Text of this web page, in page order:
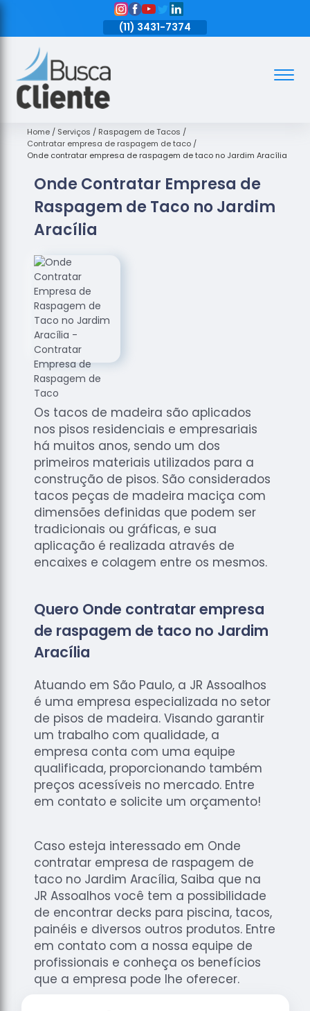
(11) 3431-7374
Assoalhos
de Madeira
Decks de
Empresas
de
Assoalhos
de Madeira
Loja de
Assoalhos
Raspagem
de
Assoalhos
Raspagem
de Tacos
Raspagem
de Tacos
de
Madeiras
Raspagens
de Pisos
Tacos de
Madeiras
Home Serviços
Raspagem de Tacos
Contratar empresa de raspagem de taco
Onde contratar empresa de raspagem de taco no Jardim Aracília
Onde Contratar Empresa de
Raspagem de Taco no Jardim
Aracília
Os tacos de madeira são aplicados
nos pisos residenciais e empresariais
há muitos anos, sendo um dos
primeiros materiais utilizados para a
construção de pisos. São considerados
tacos peças de madeira maciça com
dimensões definidas que podem ser
tradicionais ou gráficas, e sua
aplicação é realizada através de
encaixes e colagem entre os mesmos.
Quero Onde contratar empresa
de raspagem de taco no Jardim
Aracília
Atuando em São Paulo, a JR Assoalhos
é uma empresa especializada no setor
de pisos de madeira. Visando garantir
um trabalho com qualidade, a
empresa conta com uma equipe
qualificada, proporcionando também
preços acessíveis no mercado. Entre
em contato e solicite um orçamento!
Caso esteja interessado em Onde
contratar empresa de raspagem de
taco no Jardim Aracília, Saiba que na
JR Assoalhos você tem a possibilidade
de encontrar decks para piscina, tacos,
painéis e diversos outros produtos. Entre
em contato com a nossa equipe de
profissionais e conheça os benefícios
que a empresa pode lhe oferecer.